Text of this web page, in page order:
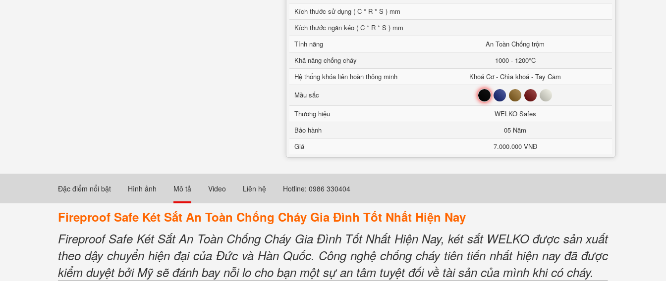
Kích thước sử dụng ( C * R * S ) mm
Kích thước ngăn kéo ( C * R * S ) mm
Tính năng
An Toàn Chống trộm
Khả năng chống cháy
1000 - 1200°C
Hệ thống khóa liên hoàn thông minh
Khoá Cơ - Chìa khoá - Tay Cầm
Mầu sắc
Đen Xanh Nâu Đỏ Trắng
Thương hiệu
WELKO Safes
Bảo hành
05 Năm
Giá
7.000.000 VNĐ
Đặc điểm nổi bật Hình ảnh Mô tả Video Liên hệ Hotline: 0986 330404
Fireproof Safe Két Sắt An Toàn Chống Cháy Gia Đình Tốt Nhất Hiện Nay
Fireproof Safe Két Sắt An Toàn Chống Cháy Gia Đình Tốt Nhất Hiện Nay, két sắt WELKO được sản xuất
theo dậy chuyển hiện đại của Đức và Hàn Quốc. Công nghệ chống cháy tiên tiến nhất hiện nay đã được
kiểm duyệt bởi Mỹ sẽ đánh bay nỗi lo cho bạn một sự an tâm tuyệt đối về tài sản của mình khi có cháy.